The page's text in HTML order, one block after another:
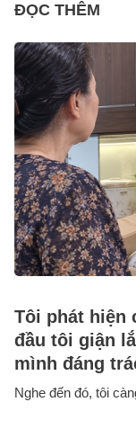
ĐỌC THÊM
Tôi phát hiện
đầu tôi giận
mình đáng
Nghe đến đó, tôi